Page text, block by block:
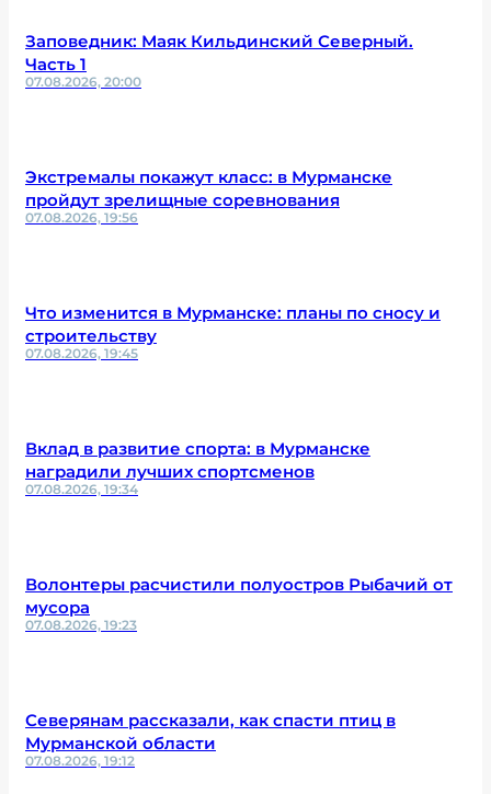
Заповедник: Маяк Кильдинский Северный.
Часть 1
07.08.2026, 20:00
Экстремалы покажут класс: в Мурманске
пройдут зрелищные соревнования
07.08.2026, 19:56
Что изменится в Мурманске: планы по сносу и
строительству
07.08.2026, 19:45
Вклад в развитие спорта: в Мурманске
наградили лучших спортсменов
07.08.2026, 19:34
Волонтеры расчистили полуостров Рыбачий от
мусора
07.08.2026, 19:23
Северянам рассказали, как спасти птиц в
Мурманской области
07.08.2026, 19:12